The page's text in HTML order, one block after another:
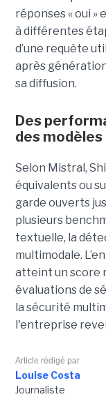
réponses « oui »
à différentes
d’une requête
après
sa diffusion.
Des
des
Selon Mistral,
équivalents ou
garde ouverts
plusieurs
textuelle, la
multimodale.
atteint un score
évaluations de
la sécurité
l'entreprise
Article rédigé par
Louise Costa
Journaliste